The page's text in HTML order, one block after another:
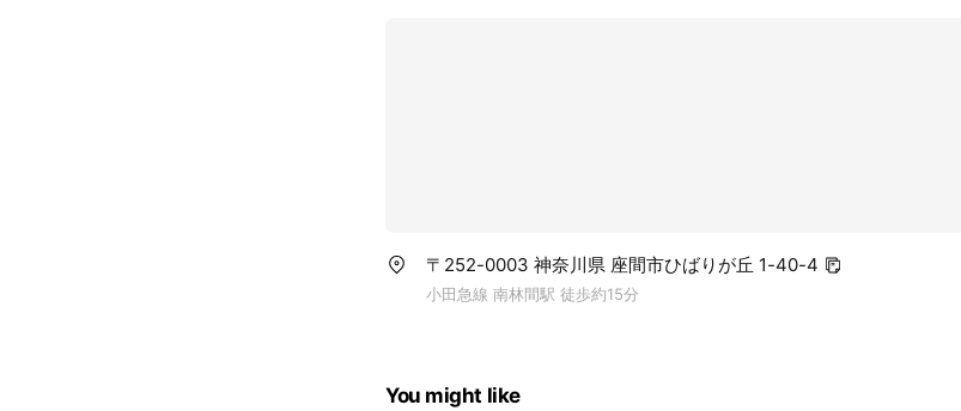
〒252-0003 神奈川県 座間市ひばりが丘 1-40-4
小田急線 南林間駅 徒歩約15分
You might like